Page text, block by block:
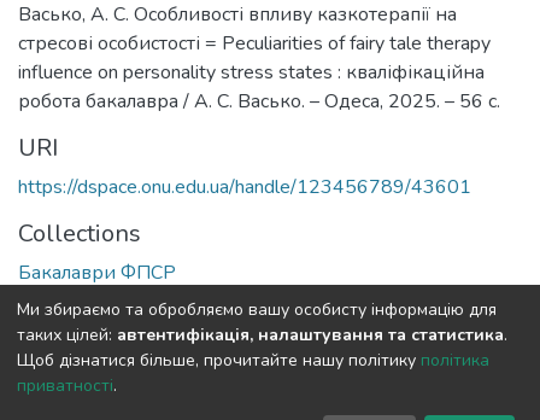
Васько, А. С. Особливості впливу казкотерапії на
стресові особистості = Peculiarities of fairy tale therapy
influence on personality stress states : кваліфікаційна
робота бакалавра / А. С. Васько. – Одеса, 2025. – 56 с.
URI
https://dspace.onu.edu.ua/handle/123456789/43601
Collections
Бакалаври ФПСР
Full item page
Ми збираємо та обробляємо вашу особисту інформацію для
таких цілей: автентифікація, налаштування та статистика.
Щоб дізнатися більше, прочитайте нашу політику політика
приватності.